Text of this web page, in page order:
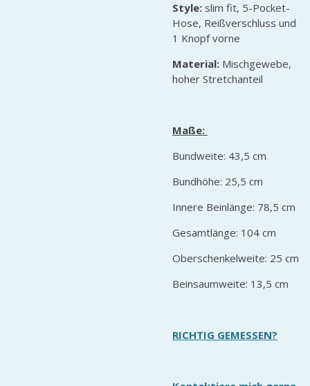
Style: slim fit, 5-Pocket-
Hose, Reißverschluss und
1 Knopf vorne
Material: Mischgewebe,
hoher Stretchanteil
Maße:
Bundweite: 43,5 cm
Bundhöhe: 25,5 cm
Innere Beinlänge: 78,5 cm
Gesamtlänge: 104 cm
Oberschenkelweite: 25 cm
Beinsaumweite: 13,5 cm
RICHTIG GEMESSEN?